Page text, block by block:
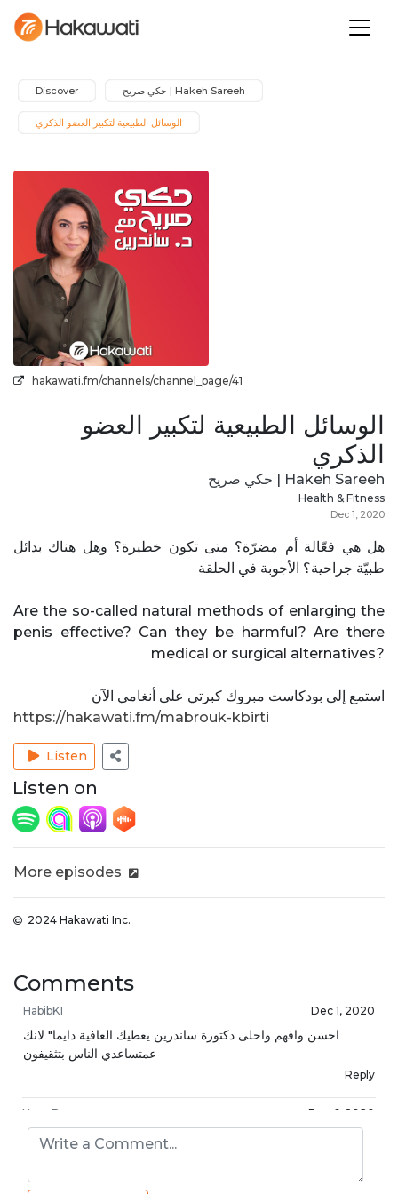
Discover Hakeh Sareeh | حكي صريح
الوسائل الطبيعية لتكبير العضو الذكري
hakawati.fm/channels/channel_page/41
الوسائل الطبيعية لتكبير العضو
الذكري
Hakeh Sareeh | حكي صريح
Health & Fitness
Dec 1, 2020
هل هي فعّالة أم مضرّة؟ متى تكون خطيرة؟ وهل هناك بدائل
طبيّة جراحية؟ الأجوبة في الحلقة
Are the so-called natural methods of enlarging the
penis effective? Can they be harmful? Are there
medical or surgical alternatives?
استمع إلى بودكاست مبروك كبرتي على أنغامي الآن
https://hakawati.fm/mabrouk-kbirti
Listen
Listen on
More episodes
2024 Hakawati Inc.
Comments
HabibK1 Dec 1, 2020
احسن وافهم واحلى دكتورة ساندرين يعطيك العافية دايما" لانك
عمتساعدي الناس بتثقيفون
Reply
YaserB Dec 6, 2020
حلوه بيمغطووووه 🤣🤣🤣🤣🤣